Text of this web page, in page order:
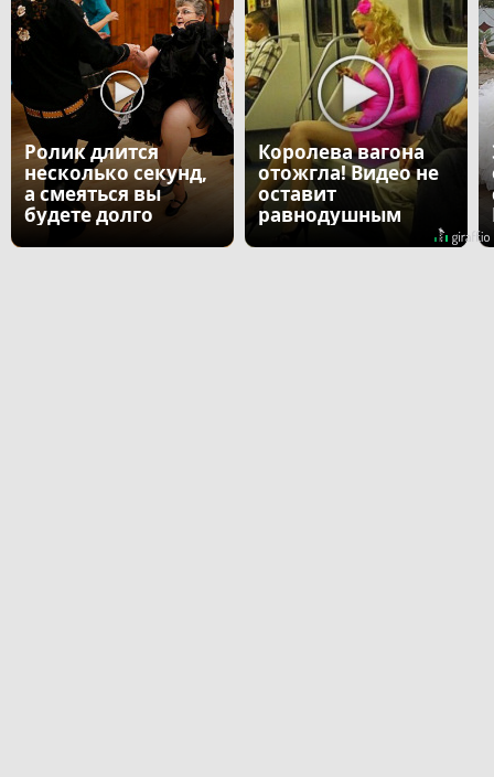
Ролик длится
несколько секунд,
а смеяться вы
будете долго
Королева вагона
отожгла! Видео не
оставит
равнодушным